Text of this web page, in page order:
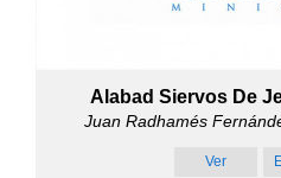
Alabad Siervos De
Juan Radhamés
Ver